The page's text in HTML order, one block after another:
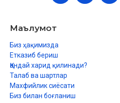
Маълумот
Биз ҳақимизда
Етказиб бериш
Қандай харид қилинади?
Талаб ва шартлар
Махфийлик сиёсати
Биз билан боғланиш